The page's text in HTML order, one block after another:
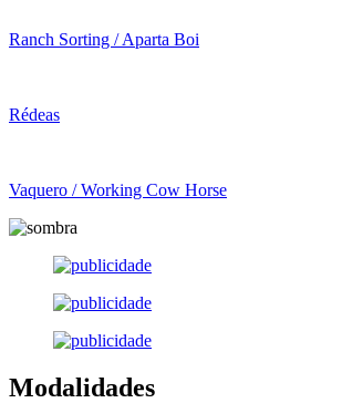
Ranch Sorting / Aparta Boi
Rédeas
Vaquero / Working Cow Horse
Modalidades